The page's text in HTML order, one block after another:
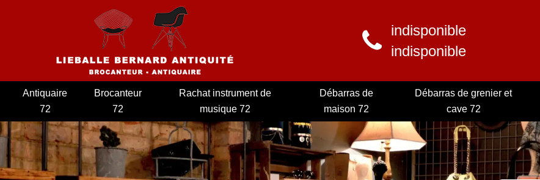
indisponible
indisponible
Antiquaire
72
Brocanteur
72
Rachat instrument de
musique 72
Débarras de
maison 72
Débarras de grenier et
cave 72